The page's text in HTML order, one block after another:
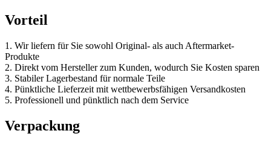
Vorteil
1. Wir liefern für Sie sowohl Original- als auch Aftermarket-
Produkte
2. Direkt vom Hersteller zum Kunden, wodurch Sie Kosten sparen
3. Stabiler Lagerbestand für normale Teile
4. Pünktliche Lieferzeit mit wettbewerbsfähigen Versandkosten
5. Professionell und pünktlich nach dem Service
Verpackung